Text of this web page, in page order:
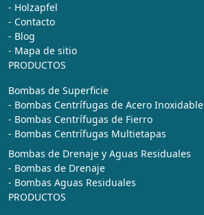
- Holzapfel
- Contacto
- Blog
- Mapa de sitio
PRODUCTOS
Bombas de Superficie
- Bombas Centrífugas de Acero Inoxidable
- Bombas Centrífugas de Fierro
- Bombas Centrífugas Multietapas
Bombas de Drenaje y Aguas Residuales
- Bombas de Drenaje
- Bombas Aguas Residuales
PRODUCTOS